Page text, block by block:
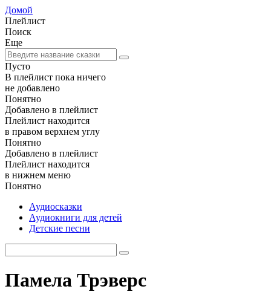
Домой
Плейлист
Поиск
Еще
Пусто
В плейлист пока ничего
не добавлено
Понятно
Добавлено в плейлист
Плейлист находится
в правом верхнем углу
Понятно
Добавлено в плейлист
Плейлист находится
в нижнем меню
Понятно
Аудиосказки
Аудиокниги для детей
Детские песни
Памела Трэверс